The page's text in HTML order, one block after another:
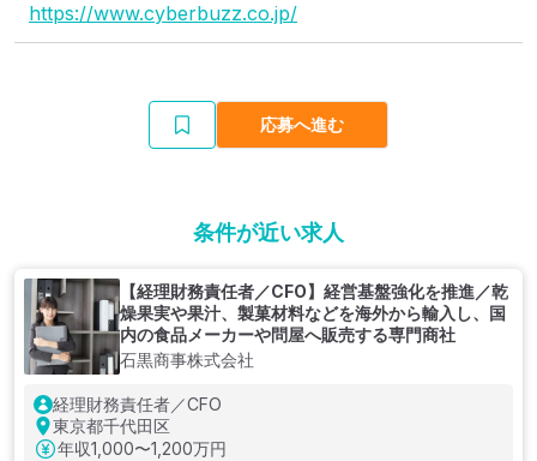
https://www.cyberbuzz.co.jp/
応募へ進む
条件が近い求人
【経理財務責任者／CFO】経営基盤強化を推進／乾
燥果実や果汁、製菓材料などを海外から輸入し、国
内の食品メーカーや問屋へ販売する専門商社
石黒商事株式会社
経理財務責任者／CFO
東京都千代田区
年収1,000〜1,200万円